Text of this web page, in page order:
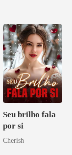
Seu brilho fala
por si
Cherish